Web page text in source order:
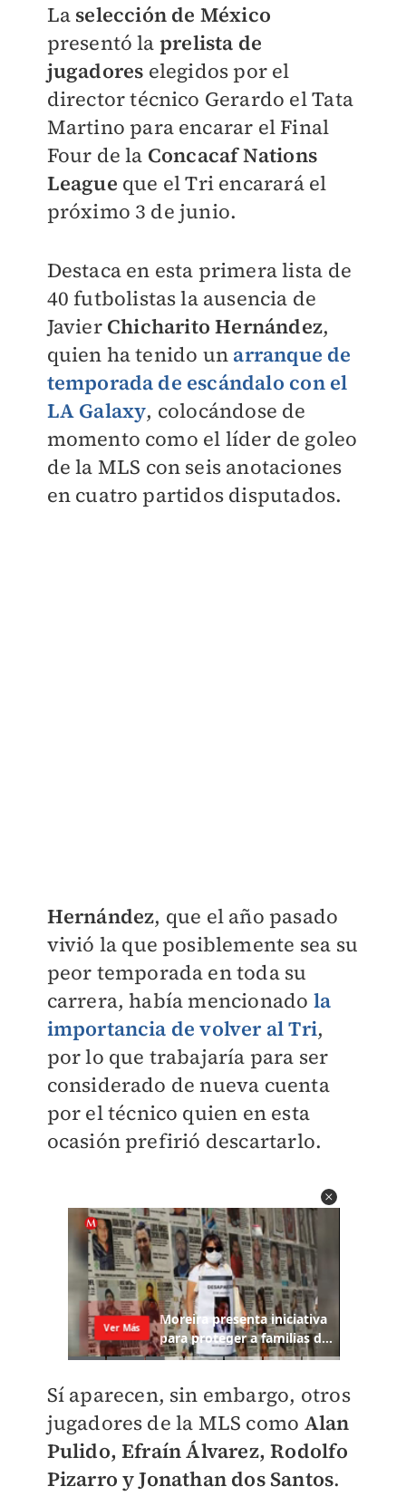
Laselección de México
presentó la prelista de
jugadores elegidos por el
director técnico Gerardo el Tata
Martino para encarar el Final
Four de la Concacaf Nations
League que el Tri encarará el
próximo 3 de junio.
Destaca en esta primera lista de
40 futbolistas la ausencia de
Javier Chicharito Hernández,
quien ha tenido un arranque de
temporada de escándalo con el
LA Galaxy, colocándose de
momento como el líder de goleo
de la MLS con seis anotaciones
en cuatro partidos disputados.
Hernández, que el año pasado
vivió la que posiblemente sea su
peor temporada en toda su
carrera, había mencionado la
importancia de volver al Tri,
por lo que trabajaría para ser
considerado de nueva cuenta
por el técnico quien en esta
ocasión prefirió descartarlo.
Sí aparecen, sin embargo, otros
jugadores de la MLS como Alan
Pulido, Efraín Álvarez, Rodolfo
Pizarro y Jonathan dos Santos.